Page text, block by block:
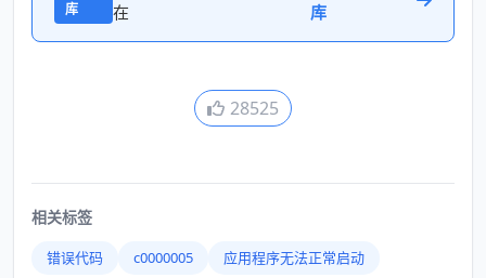
库
在
库
28525
相关标签
错误代码 c0000005 应用程序无法正常启动